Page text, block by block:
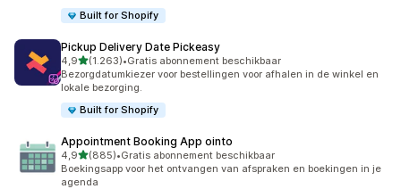
Built for Shopify
Pickup Delivery Date Pickeasy
4,9van 5 sterren
(1.263)
1263 recensies in totaal
•Gratis abonnement beschikbaar
Bezorgdatumkiezer voor bestellingen voor afhalen in de winkel en
lokale bezorging.
Built for Shopify
Appointment Booking App ointo
4,9van 5 sterren
(885)
885 recensies in totaal
•Gratis abonnement beschikbaar
Boekingsapp voor het ontvangen van afspraken en boekingen in je
agenda